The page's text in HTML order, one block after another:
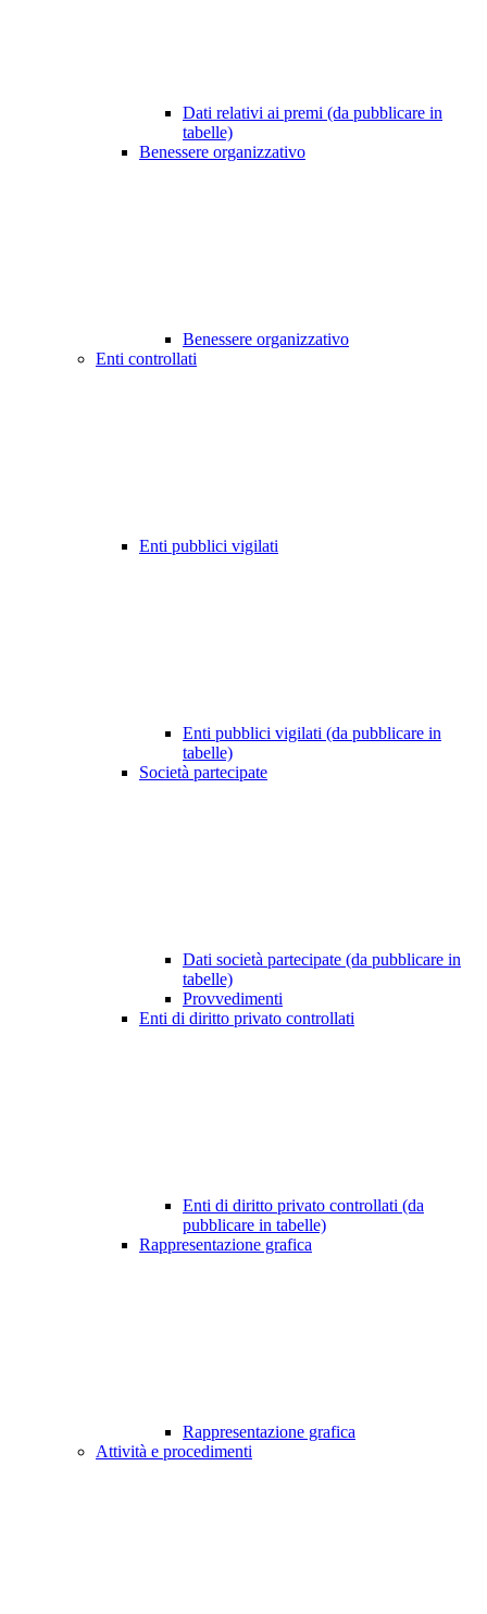
Dati relativi ai premi (da pubblicare in
tabelle)
Benessere organizzativo
Benessere organizzativo
Enti controllati
Enti pubblici vigilati
Enti pubblici vigilati (da pubblicare in
tabelle)
Società partecipate
Dati società partecipate (da pubblicare in
tabelle)
Provvedimenti
Enti di diritto privato controllati
Enti di diritto privato controllati (da
pubblicare in tabelle)
Rappresentazione grafica
Rappresentazione grafica
Attività e procedimenti